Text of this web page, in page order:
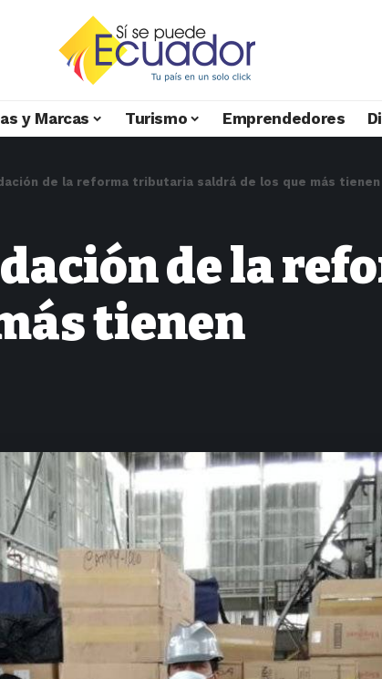
y Marcas Turismo Emprendedores
de la reforma tributaria saldrá de los que más tienen
de la
tienen